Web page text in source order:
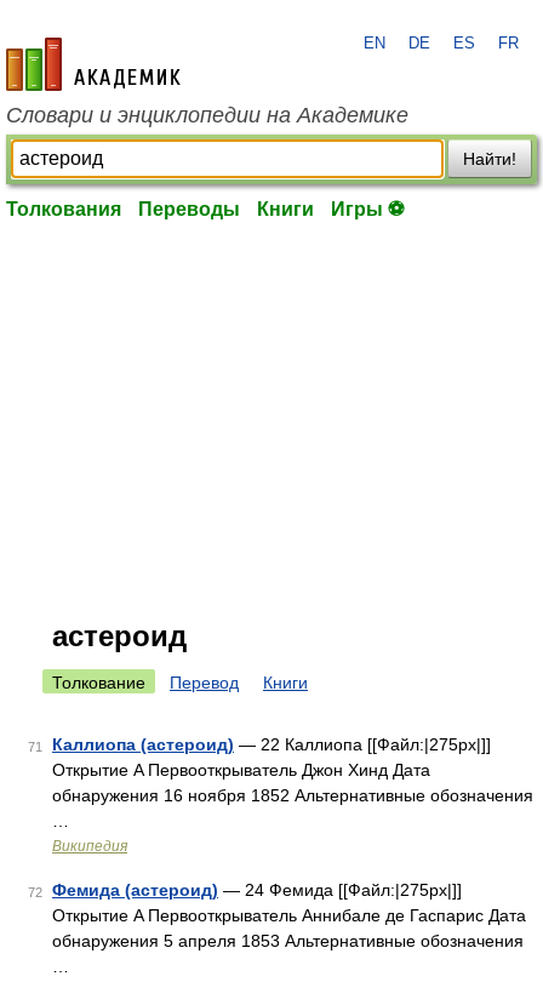
academic.ru
EN DE ES FR
Словари и энциклопедии на Академике
Найти!
Толкования Переводы Книги Игры ⚽
астероид
Толкование Перевод Книги
71 Каллиопа (астероид) — 22 Каллиопа [[Файл:|275px|]]
Открытие A Первооткрыватель Джон Хинд Дата
обнаружения 16 ноября 1852 Альтернативные обозначения
Википедия
72 Фемида (астероид) — 24 Фемида [[Файл:|275px|]]
Открытие A Первооткрыватель Аннибале де Гаспарис Дата
обнаружения 5 апреля 1853 Альтернативные обозначения